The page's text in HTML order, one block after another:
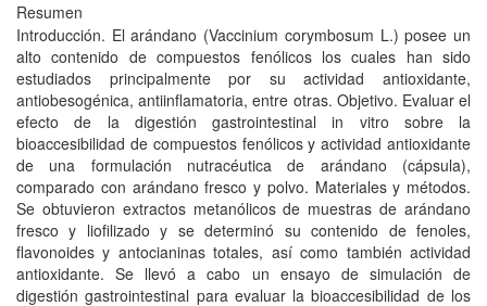
Resumen
Introducción. El arándano (Vaccinium corymbosum L.) posee un
alto contenido de compuestos fenólicos los cuales han sido
estudiados principalmente por su actividad antioxidante,
antiobesogénica, antiinflamatoria, entre otras. Objetivo. Evaluar el
efecto de la digestión gastrointestinal in vitro sobre la
bioaccesibilidad de compuestos fenólicos y actividad antioxidante
de una formulación nutracéutica de arándano (cápsula),
comparado con arándano fresco y polvo. Materiales y métodos.
Se obtuvieron extractos metanólicos de muestras de arándano
fresco y liofilizado y se determinó su contenido de fenoles,
flavonoides y antocianinas totales, así como también actividad
antioxidante. Se llevó a cabo un ensayo de simulación de
digestión gastrointestinal para evaluar la bioaccesibilidad de los